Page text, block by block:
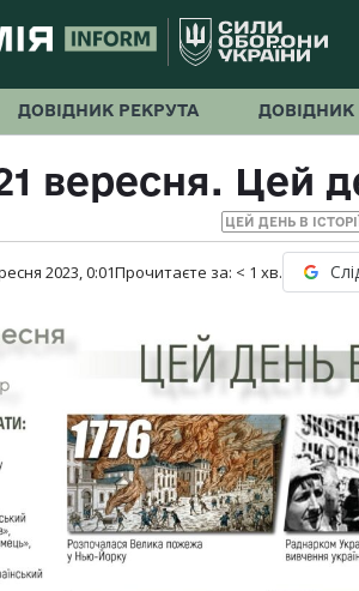
ДОВІДНИК РЕКРУТА ДОВІДНИК
вересня. Цей
ЦЕЙ ДЕНЬ В
2023, 0:01Прочитаєте за: < 1 хв.